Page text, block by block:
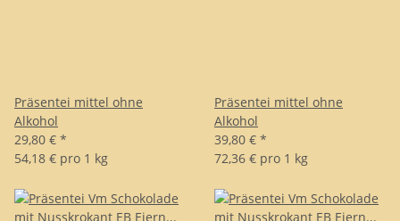
Präsentei mittel ohne
Alkohol
29,80 € *
54,18 € pro 1 kg
Präsentei mittel ohne
Alkohol
39,80 € *
72,36 € pro 1 kg